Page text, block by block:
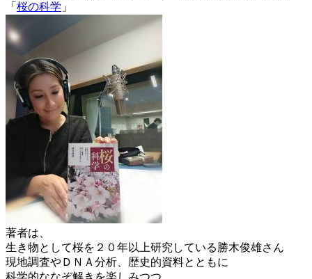
「 桜の科学 」
著者は、
生き物として桜を２０年以上研究している勝木俊雄さん
現地調査やＤＮＡ分析、歴史的資料とともに